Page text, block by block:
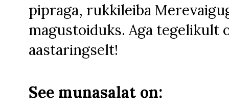
pipraga, rukkileiba
magustoiduks. Aga tegelikult
aastaringselt!
See munasalat on: